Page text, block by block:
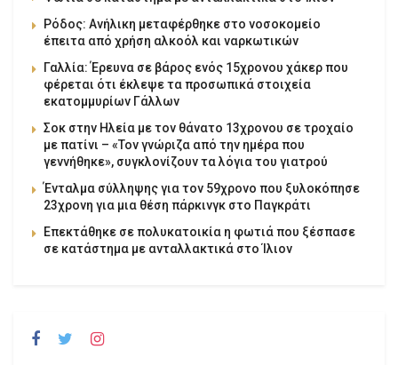
Ρόδος: Ανήλικη μεταφέρθηκε στο νοσοκομείο
έπειτα από χρήση αλκοόλ και ναρκωτικών
Γαλλία: Έρευνα σε βάρος ενός 15χρονου χάκερ που
φέρεται ότι έκλεψε τα προσωπικά στοιχεία
εκατομμυρίων Γάλλων
Σοκ στην Ηλεία με τον θάνατο 13χρονου σε τροχαίο
με πατίνι – «Τον γνώριζα από την ημέρα που
γεννήθηκε», συγκλονίζουν τα λόγια του γιατρού
Ένταλμα σύλληψης για τον 59χρονο που ξυλοκόπησε
23χρονη για μια θέση πάρκινγκ στο Παγκράτι
Επεκτάθηκε σε πολυκατοικία η φωτιά που ξέσπασε
σε κατάστημα με ανταλλακτικά στο Ίλιον